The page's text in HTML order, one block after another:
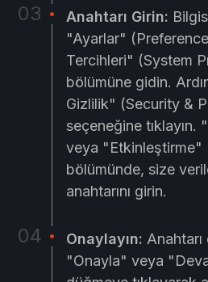
Anahtarı Girin:
"Ayarlar"
Tercihleri" (System
bölümüne gidin.
Gizlilik" (Security &
seçeneğine tıklayın.
veya "Etkinleştirme"
bölümünde, size
anahtarını girin.
Onaylayın:
"Onayla" veya